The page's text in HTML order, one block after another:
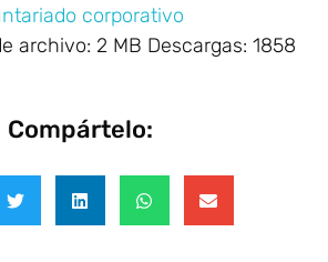
corporativo
archivo: 2 MB Descargas: 1858
Compártelo: